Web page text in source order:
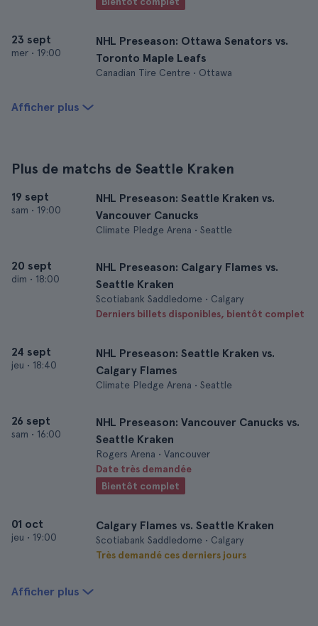
23 sept
mer • 19:00
NHL Preseason: Ottawa Senators vs.
Toronto Maple Leafs
Canadian Tire Centre • Ottawa
Afficher plus
Plus de matchs de Seattle Kraken
19 sept
sam • 19:00
NHL Preseason: Seattle Kraken vs.
Vancouver Canucks
Climate Pledge Arena • Seattle
20 sept
dim • 18:00
NHL Preseason: Calgary Flames vs.
Seattle Kraken
Scotiabank Saddledome • Calgary
Derniers billets disponibles, bientôt complet
24 sept
jeu • 18:40
NHL Preseason: Seattle Kraken vs.
Calgary Flames
Climate Pledge Arena • Seattle
26 sept
sam • 16:00
NHL Preseason: Vancouver Canucks vs.
Seattle Kraken
Rogers Arena • Vancouver
Date très demandée
Bientôt complet
01 oct
jeu • 19:00
Calgary Flames vs. Seattle Kraken
Scotiabank Saddledome • Calgary
Très demandé ces derniers jours
Afficher plus